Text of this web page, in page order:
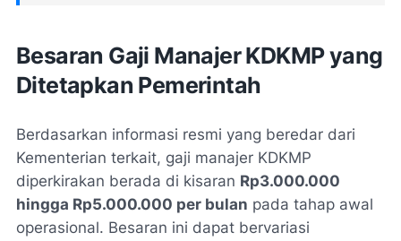
Besaran Gaji Manajer KDKMP yang
Ditetapkan Pemerintah
Berdasarkan informasi resmi yang beredar dari
Kementerian terkait, gaji manajer KDKMP
diperkirakan berada di kisaran Rp3.000.000
hingga Rp5.000.000 per bulan pada tahap awal
operasional. Besaran ini dapat bervariasi